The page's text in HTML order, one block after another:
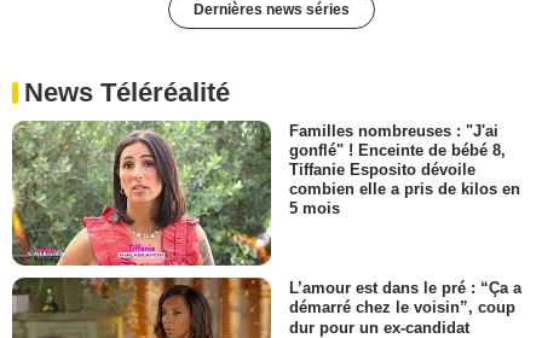
Dernières news séries
News Téléréalité
Familles nombreuses : "J'ai
gonflé" ! Enceinte de bébé 8,
Tiffanie Esposito dévoile
combien elle a pris de kilos en
5 mois
L’amour est dans le pré : “Ça a
démarré chez le voisin”, coup
dur pour un ex-candidat